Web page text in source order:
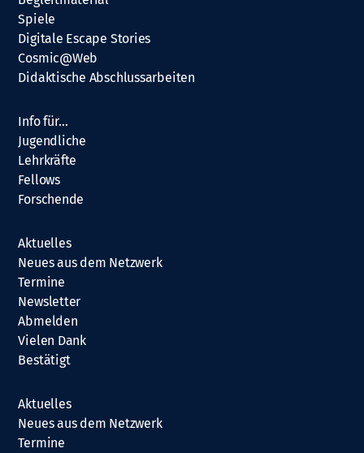
Spiele
Digitale Escape Stories
Cosmic@Web
Didaktische Abschlussarbeiten
Info für…
Jugendliche
Lehrkräfte
Fellows
Forschende
Aktuelles
Neues aus dem Netzwerk
Termine
Newsletter
Abmelden
Vielen Dank
Bestätigt
Aktuelles
Neues aus dem Netzwerk
Termine